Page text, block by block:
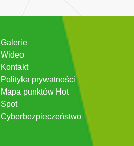
Galerie
Wideo
Kontakt
Polityka prywatności
Mapa punktów Hot
Spot
Cyberbezpieczeństwo